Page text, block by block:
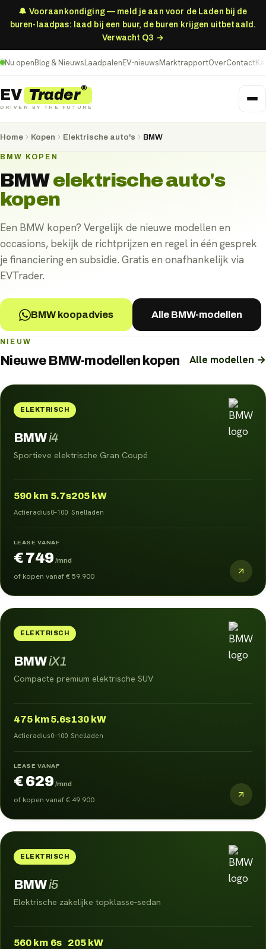
🔔 Vooraankondiging — meld je aan voor de Laden bij de
buren-laadpas: laad bij een buur, de buren krijgen uitbetaald.
Verwacht Q3 →
Nu openBlog & NieuwsLaadpalenEV-nieuwsMarktrapportOverContact
EV Trader®
DRIVEN BY THE FUTURE
Home Kopen Elektrische auto's BMW
BMW KOPEN
BMWelektrische auto's
kopen
Een BMW kopen? Vergelijk de nieuwe modellen en
occasions, bekijk de richtprijzen en regel in één gesprek
je financiering en subsidie. Gratis en onafhankelijk via
EVTrader.
BMW koopadvies Alle BMW-modellen
NIEUW
Nieuwe BMW-modellen kopen Alle modellen →
ELEKTRISCH
BMWi4
Sportieve elektrische Gran Coupé
590 km
Actieradius
5.7s
0–100
205 kW
Snelladen
LEASE VANAF
€ 749 /mnd
of kopen vanaf€ 59.900
ELEKTRISCH
BMWiX1
Compacte premium elektrische SUV
475 km
Actieradius
5.6s
0–100
130 kW
Snelladen
LEASE VANAF
€ 629 /mnd
of kopen vanaf€ 49.900
ELEKTRISCH
BMWi5
Elektrische zakelijke topklasse-sedan
560 km 6s 205 kW